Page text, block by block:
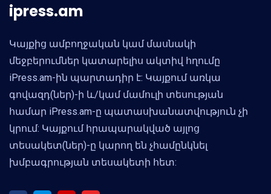
ipress.am
Կայքից ամբողջական կամ մասնակի
մեջբերումներ կատարելիս ակտիվ հղումը
iPress.am-ին պարտադիր է: Կայքում առկա
գովազդ(ներ)-ի և/կամ մամուլի տեսության
համար iPress.am-ը պատասխանատվություն չի
կրում: Կայքում հրապարակված այլոց
տեսակետ(ներ)-ը կարող են չհամընկնել
խմբագրության տեսակետի հետ: